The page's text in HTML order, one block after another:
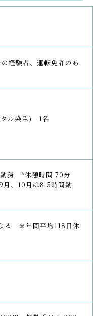
経験者、運転免許のあ
ル染色) 1名
務 *休憩時間 70分
月、10月は8.5時間勤
る ※年間平均118日休